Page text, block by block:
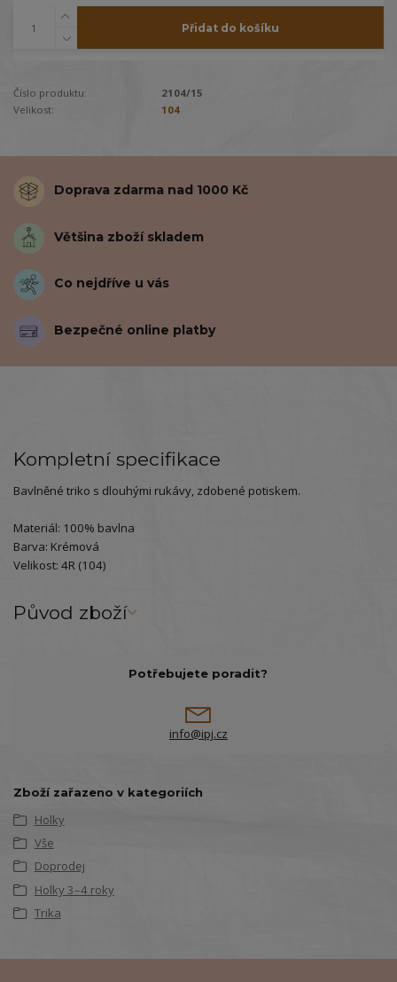
Přidat do košíku
Číslo produktu:
2104/15
Velikost:
104
Doprava zdarma nad 1000 Kč
Většina zboží skladem
Co nejdříve u vás
Bezpečné online platby
Kompletní specifikace
Bavlněné triko s dlouhými rukávy, zdobené potiskem.
Materiál: 100% bavlna
Barva: Krémová
Velikost: 4R (104)
Původ zboží
Potřebujete poradit?
info@ipj.cz
Zboží zařazeno v kategoriích
Holky
Vše
Doprodej
Holky 3–4 roky
Trika